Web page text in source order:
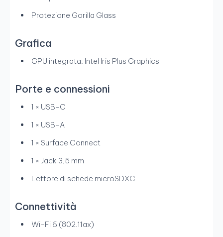
Protezione Gorilla Glass
Grafica
GPU integrata: Intel Iris Plus Graphics
Porte e connessioni
1 × USB-C
1 × USB-A
1 × Surface Connect
1 × Jack 3,5 mm
Lettore di schede microSDXC
Connettività
Wi-Fi 6 (802.11ax)